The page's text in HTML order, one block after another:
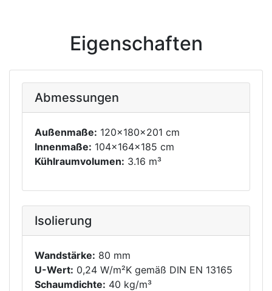
Eigenschaften
Abmessungen
Außenmaße: 120x180x201 cm
Innenmaße: 104x164x185 cm
Kühlraumvolumen: 3.16 m³
Isolierung
Wandstärke: 80 mm
U-Wert: 0,24 W/m²K gemäß DIN EN 13165
Schaumdichte: 40 kg/m³